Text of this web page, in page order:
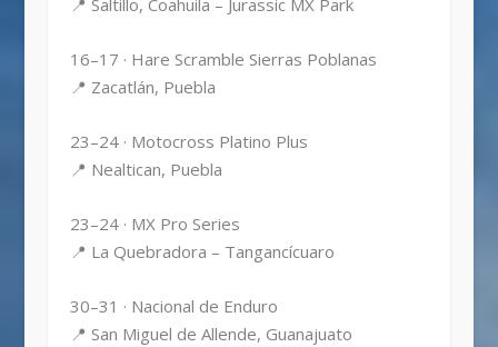
📍 Saltillo, Coahuila – Jurassic MX Park
16–17 · Hare Scramble Sierras Poblanas
📍 Zacatlán, Puebla
23–24 · Motocross Platino Plus
📍 Nealtican, Puebla
23–24 · MX Pro Series
📍 La Quebradora – Tangancícuaro
30–31 · Nacional de Enduro
📍 San Miguel de Allende, Guanajuato